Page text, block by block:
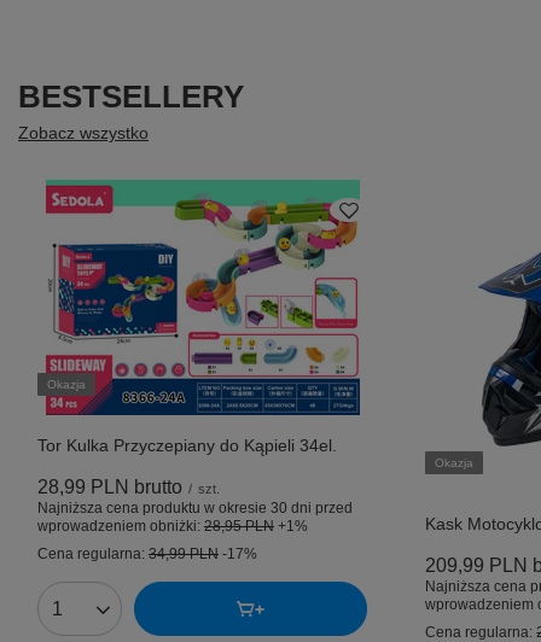
BESTSELLERY
Zobacz wszystko
Okazja
Tor Kulka Przyczepiany do Kąpieli 34el.
28,99 PLN brutto / szt.
Najniższa cena produktu w okresie 30 dni przed
wprowadzeniem obniżki: 28,95 PLN +1%
Cena regularna: 34,99 PLN -17%
Ilość produktów
Okazja
Kask
209,99 PLN
Najniższa cena
wprowadzeniem
Cena regularna: